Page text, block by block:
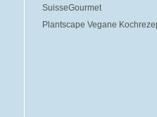
SuisseGourmet
Plantscape Vegane